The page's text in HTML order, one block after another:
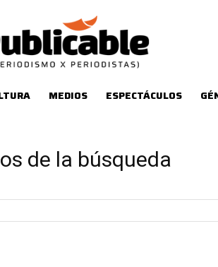
MEDIOS ESPECTÁCULOS
de la búsqueda